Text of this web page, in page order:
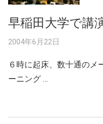
早稲田大学で講
2004年6月22日
６時に起床、数十通のメ
ーニング …